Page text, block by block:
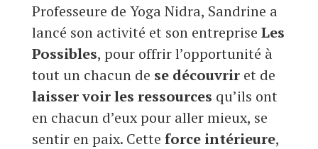
Professeure de Yoga Nidra, Sandrine a
lancé son activité et son entreprise Les
Possibles, pour offrir l’opportunité à
tout un chacun de se découvriret de
laisser voir les ressources qu’ils ont
en chacun d’eux pour aller mieux, se
sentir en paix. Cette force intérieure,